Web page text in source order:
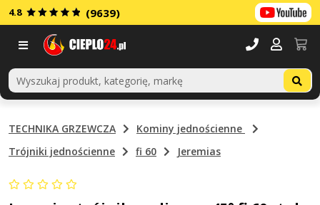
4.8 (9639)
TECHNIKA GRZEWCZA
Kominy jednościenne
Trójniki jednościenne
fi 60 Jeremias